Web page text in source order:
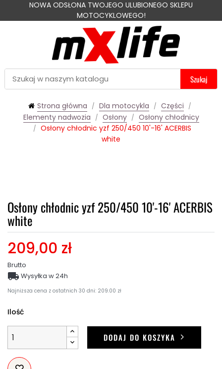
NOWA ODSŁONA TWOJEGO ULUBIONEGO SKLEPU
MOTOCYKLOWEGO!
Szukaj
Strona główna Dla motocykla
Części
Elementy nadwozia
Osłony
Osłony chłodnicy
Osłony chłodnic yzf 250/450 10'-16' ACERBIS
white
Osłony chłodnic yzf 250/450 10'-16' ACERBIS
white
209,00 zł
Brutto
Najniższa cena z ostatnich 30 dni: 209.00 zł
 Wysyłka w 24h
Ilość
DODAJ DO KOSZYKA